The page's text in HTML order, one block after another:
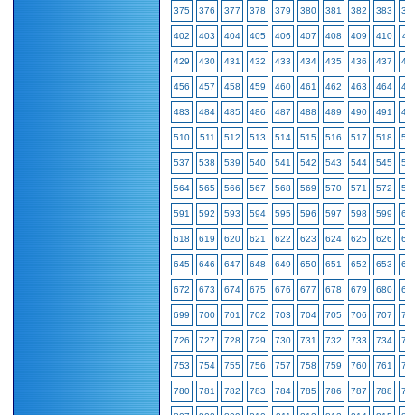
375 376 377 378 379 380 381 382 383
402 403 404 405 406 407 408 409 410
429 430 431 432 433 434 435 436 437
456 457 458 459 460 461 462 463 464
483 484 485 486 487 488 489 490 491
510 511 512 513 514 515 516 517 518
537 538 539 540 541 542 543 544 545
564 565 566 567 568 569 570 571 572
591 592 593 594 595 596 597 598 599
618 619 620 621 622 623 624 625 626
645 646 647 648 649 650 651 652 653
672 673 674 675 676 677 678 679 680
699 700 701 702 703 704 705 706 707
726 727 728 729 730 731 732 733 734
753 754 755 756 757 758 759 760 761
780 781 782 783 784 785 786 787 788